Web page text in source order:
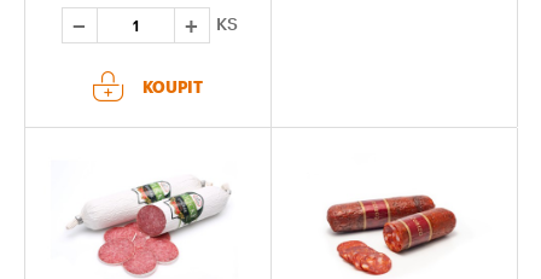
KS
KOUPIT